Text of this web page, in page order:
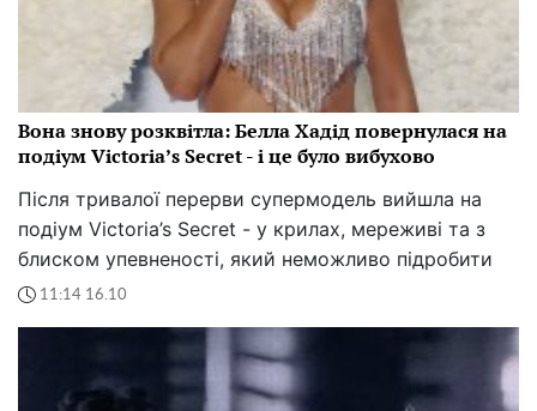
Вона знову розквітла: Белла Хадід повернулася на
подіум Victoria’s Secret - і це було вибухово
Після тривалої перерви супермодель вийшла на
подіум Victoria’s Secret - у крилах, мереживі та з
блиском упевненості, який неможливо підробити
11:14 16.10